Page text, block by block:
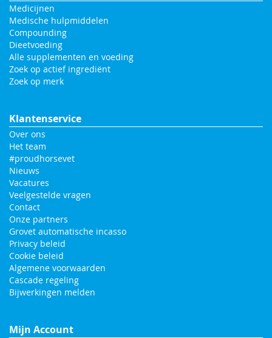
Medicijnen
Medische hulpmiddelen
Compounding
Dieetvoeding
Alle supplementen en voeding
Zoek op actief ingrediënt
Zoek op merk
Klantenservice
Over ons
Het team
#proudhorsevet
Nieuws
Vacatures
Veelgestelde vragen
Contact
Onze partners
Grovet automatische incasso
Privacy beleid
Cookie beleid
Algemene voorwaarden
Cascade regeling
Bijwerkingen melden
Mijn Account